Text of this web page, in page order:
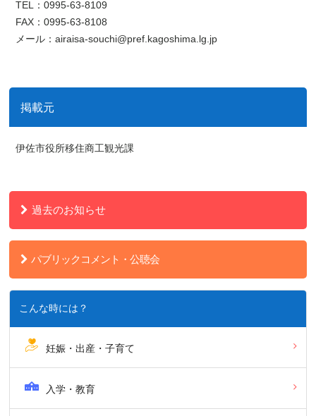
TEL：0995-63-8109
FAX：0995-63-8108
メール：airaisa-souchi@pref.kagoshima.lg.jp
掲載元
伊佐市役所移住商工観光課
過去のお知らせ
パブリックコメント・公聴会
こんな時には？
妊娠・出産・子育て
入学・教育